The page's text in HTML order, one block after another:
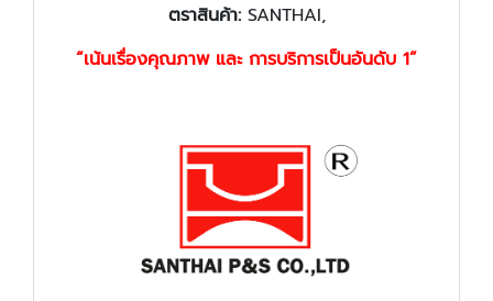
ตราสินค้า:SANTHAI,
“เน้นเรื่องคุณภาพ และ การบริการเป็นอันดับ 1”